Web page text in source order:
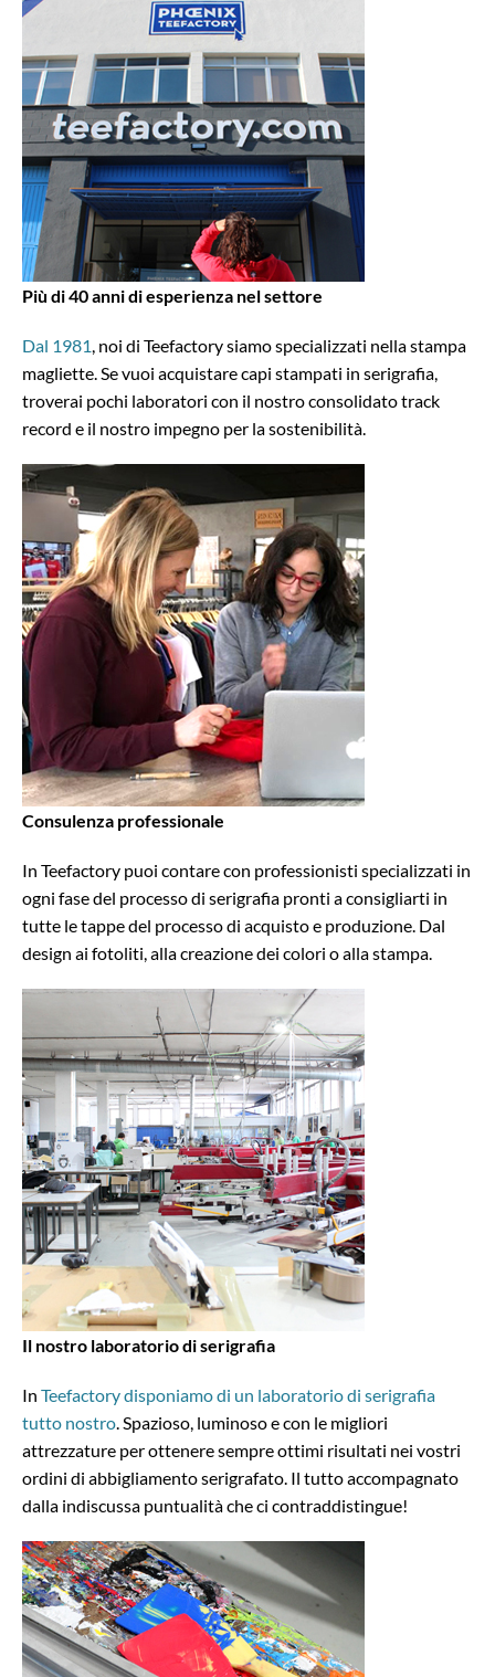
Più di 40 anni di esperienza nel settore
Dal 1981 , noi di Teefactory siamo specializzati nella stampa
magliette. Se vuoi acquistare capi stampati in serigrafia,
troverai pochi laboratori con il nostro consolidato track
record e il nostro impegno per la sostenibilità.
Consulenza professionale
In Teefactory puoi contare con professionisti specializzati in
ogni fase del processo di serigrafia pronti a consigliarti in
tutte le tappe del processo di acquisto e produzione. Dal
design ai fotoliti, alla creazione dei colori o alla stampa.
Il nostro laboratorio di serigrafia
In Teefactory disponiamo di un laboratorio di serigrafia
tutto nostro. Spazioso, luminoso e con le migliori
attrezzature per ottenere sempre ottimi risultati nei vostri
ordini di abbigliamento serigrafato. Il tutto accompagnato
dalla indiscussa puntualità che ci contraddistingue!